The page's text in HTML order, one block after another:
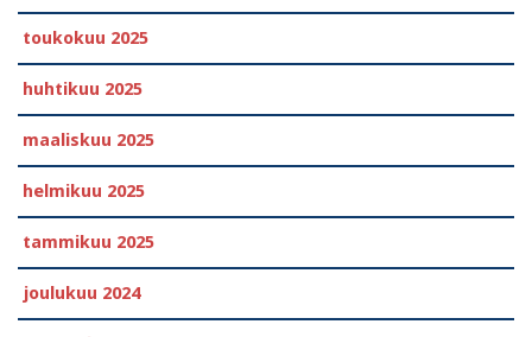
toukokuu 2025
huhtikuu 2025
maaliskuu 2025
helmikuu 2025
tammikuu 2025
joulukuu 2024